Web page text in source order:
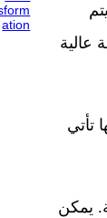
عالية
تأتي
يمكن